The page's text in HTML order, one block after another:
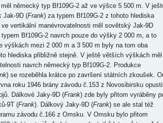
německý typ Bf109G-2 až ve výšce 5 500 m. V
Jak-9D (Frank) za typem Bf109G-2 z tohoto hlediska
vertikální manévrovatelnosti měl sovětský Jak-9D
Bf109G-2 navrch pouze do výšky 2 000 m, a to
výškách mezi 2 000 m a 3 500 m byly na tom oba
hlediska přibližně stejně. V ještě větších výškách měl
navrch německý typ Bf109G-2. Produkce
) se rozeběhla krátce po završení státních zkoušek.
roku 1946 brány závodu č.153 z Novosibirsku
Dálkové Jaky-9D (Frank) zde byly přitom vyráběny
9T (Frank). Dálkový Jaky-9D (Frank) se ale stal též
závodu č.166 z Omsku. V Omsku bylo přitom